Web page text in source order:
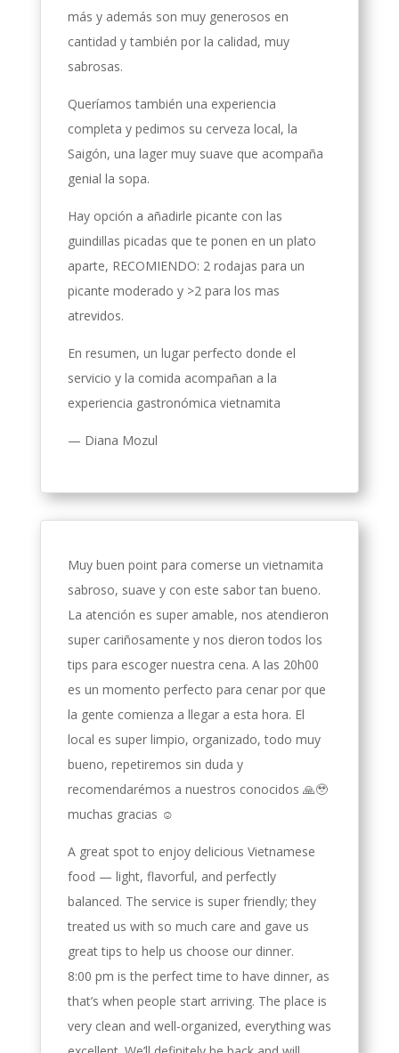
más y además son muy generosos en
cantidad y también por la calidad, muy
sabrosas.
Queríamos también una experiencia
completa y pedimos su cerveza local, la
Saigón, una lager muy suave que acompaña
genial la sopa.
Hay opción a añadirle picante con las
guindillas picadas que te ponen en un plato
aparte, RECOMIENDO: 2 rodajas para un
picante moderado y >2 para los mas
atrevidos.
En resumen, un lugar perfecto donde el
servicio y la comida acompañan a la
experiencia gastronómica vietnamita
— Diana Mozul
Muy buen point para comerse un vietnamita
sabroso, suave y con este sabor tan bueno.
La atención es super amable, nos atendieron
super cariñosamente y nos dieron todos los
tips para escoger nuestra cena. A las 20h00
es un momento perfecto para cenar por que
la gente comienza a llegar a esta hora. El
local es super limpio, organizado, todo muy
bueno, repetiremos sin duda y
recomendarémos a nuestros conocidos 🙏🥹
muchas gracias ☺️
A great spot to enjoy delicious Vietnamese
food — light, flavorful, and perfectly
balanced. The service is super friendly; they
treated us with so much care and gave us
great tips to help us choose our dinner.
8:00 pm is the perfect time to have dinner, as
that’s when people start arriving. The place is
very clean and well-organized, everything was